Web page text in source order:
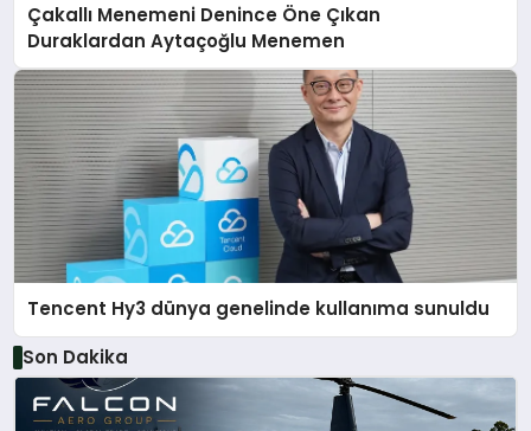
Çakallı Menemeni Denince Öne Çıkan
Duraklardan Aytaçoğlu Menemen
Tencent Hy3 dünya genelinde kullanıma sunuldu
Son Dakika